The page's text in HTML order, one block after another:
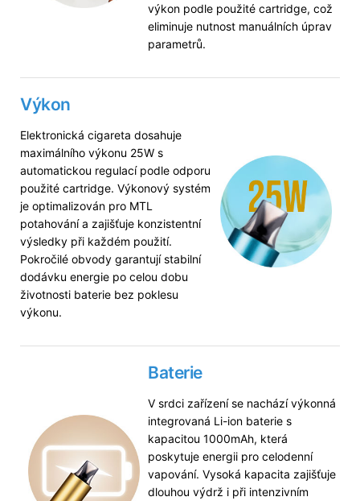
výkon podle použité cartridge, což
eliminuje nutnost manuálních úprav
parametrů.
Výkon
Elektronická cigareta dosahuje
maximálního výkonu 25W s
automatickou regulací podle odporu
použité cartridge. Výkonový systém
je optimalizován pro MTL
potahování a zajišťuje konzistentní
výsledky při každém použití.
Pokročilé obvody garantují stabilní
dodávku energie po celou dobu
životnosti baterie bez poklesu
výkonu.
Baterie
V srdci zařízení se nachází výkonná
integrovaná Li-ion baterie s
kapacitou 1000mAh, která
poskytuje energii pro celodenní
vapování. Vysoká kapacita zajišťuje
dlouhou výdrž i při intenzivním